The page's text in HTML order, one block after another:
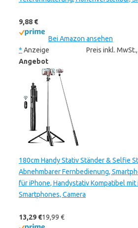
9,88 €
Bei Amazon ansehen
* Anzeige
Preis inkl.
Angebot
180cm Handy Stativ Ständer & Selfie
Abnehmbarer Fernbedienung,
für iPhone, Handystativ Kompatibel mit
Smartphones, Camera
13,29 €19,99 €